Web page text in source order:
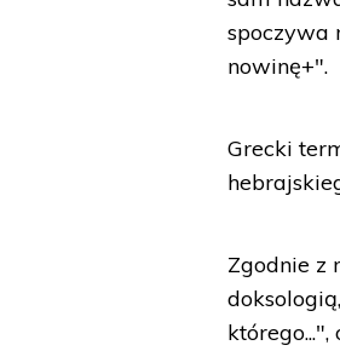
spoczywa
nowinę+".
Grecki
Zgodnie z